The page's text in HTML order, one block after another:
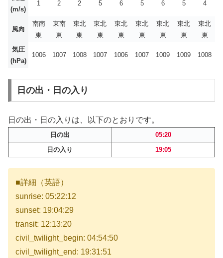
(m/s)
1 2 2 5 6 5 6 5 4
風向
南南
東
東南
東
東北
東
東北
東
東北
東
東北
東
東北
東
東北
東
東北
東
気圧
(hPa)
1006 1007 1008 1007 1006 1007 1009 1009 1008
日の出・日の入り
日の出・日の入りは、以下のとおりです。
日の出
05:20
日の入り
19:05
■詳細（英語）
sunrise: 05:22:12
sunset: 19:04:29
transit: 12:13:20
civil_twilight_begin: 04:54:50
civil_twilight_end: 19:31:51